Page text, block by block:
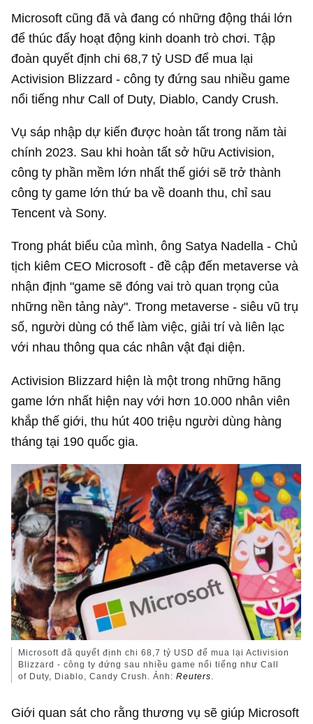
Microsoft cũng đã và đang có những động thái lớn
để thúc đẩy hoạt động kinh doanh trò chơi. Tập
đoàn quyết định chi 68,7 tỷ USD để mua lại
Activision Blizzard - công ty đứng sau nhiều game
nổi tiếng như Call of Duty, Diablo, Candy Crush.
Vụ sáp nhập dự kiến được hoàn tất trong năm tài
chính 2023. Sau khi hoàn tất sở hữu Activision,
công ty phần mềm lớn nhất thế giới sẽ trở thành
công ty game lớn thứ ba về doanh thu, chỉ sau
Tencent và Sony.
Trong phát biểu của mình, ông Satya Nadella - Chủ
tịch kiêm CEO Microsoft - đề cập đến metaverse và
nhận định "game sẽ đóng vai trò quan trọng của
những nền tảng này". Trong metaverse - siêu vũ trụ
số, người dùng có thể làm việc, giải trí và liên lạc
với nhau thông qua các nhân vật đại diện.
Activision Blizzard hiện là một trong những hãng
game lớn nhất hiện nay với hơn 10.000 nhân viên
khắp thế giới, thu hút 400 triệu người dùng hàng
tháng tại 190 quốc gia.
Microsoft đã quyết định chi68,7 tỷ USD để mua lại Activision
Blizzard - công ty đứng sau nhiều game nổi tiếng như Call
of Duty, Diablo, Candy Crush. Ảnh:Reuters.
Giới quan sát cho rằng thương vụ sẽ giúp Microsoft